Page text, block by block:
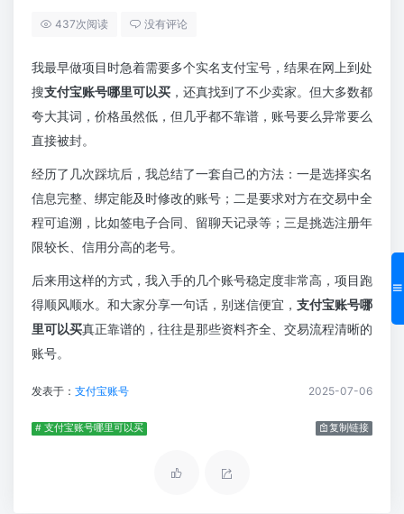
437次阅读 没有评论
我最早做项目时急着需要多个实名支付宝号，结果在网上到处
搜支付宝账号哪里可以买 ，还真找到了不少卖家。但大多数都
夸大其词，价格虽然低，但几乎都不靠谱，账号要么异常要么
直接被封。
经历了几次踩坑后，我总结了一套自己的方法：一是选择实名
信息完整、绑定能及时修改的账号；二是要求对方在交易中全
程可追溯，比如签电子合同、留聊天记录等；三是挑选注册年
限较长、信用分高的老号。
后来用这样的方式，我入手的几个账号稳定度非常高，项目跑
得顺风顺水。和大家分享一句话，别迷信便宜， 支付宝账号哪
里可以买真正靠谱的，往往是那些资料齐全、交易流程清晰的
账号。
发表于： 支付宝账号 2025-07-06
# 支付宝账号哪里可以买 复制链接